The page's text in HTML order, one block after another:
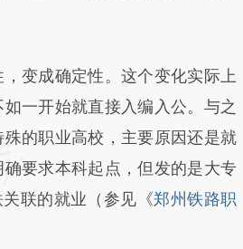
变成确定性。这个变化实际上
一开始就直接入编入公。与之
的职业高校，主要原因还是就
要求本科起点，但发的是大专
联的就业（参见《郑州铁路职